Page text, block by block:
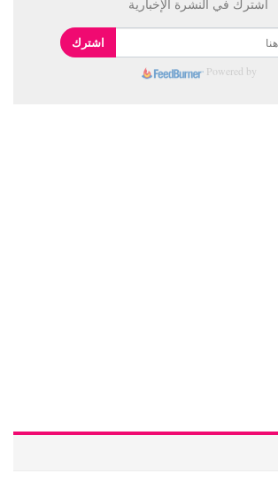
اشترك في النشرة الإخبارية
اشترك
Powered by